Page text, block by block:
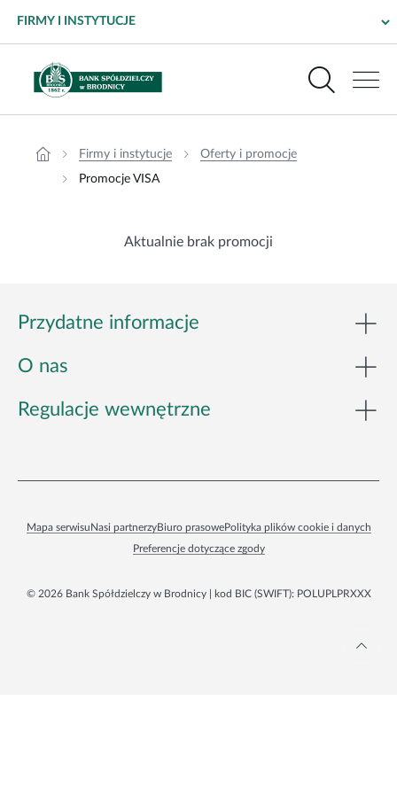
Wyszukiwarka
Produkty
Pomoc i kontakt
Bezpieczeństwo
Zaloguj się
Firmy i instytucje
Oferty i promocje
Promocje VISA
Aktualnie brak promocji
Przydatne informacje
O nas
Regulacje wewnętrzne
Mapa serwisuNasi partnerzyBiuro prasowePolityka plików cookie i danych
Preferencje dotyczące zgody
© 2026 Bank Spółdzielczy w Brodnicy | kod BIC (SWIFT): POLUPLPRXXX